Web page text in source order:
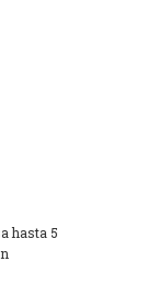
hasta 5